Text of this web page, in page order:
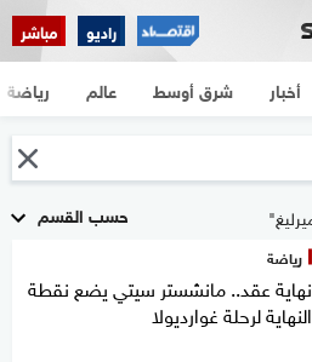
راديو مباشر
أخبار شرق أوسط عالم رياضة
حسب القسم
رياضة
نهاية عقد.. مانشستر سيتي يضع نقطة
النهاية لرحلة غوارديولا